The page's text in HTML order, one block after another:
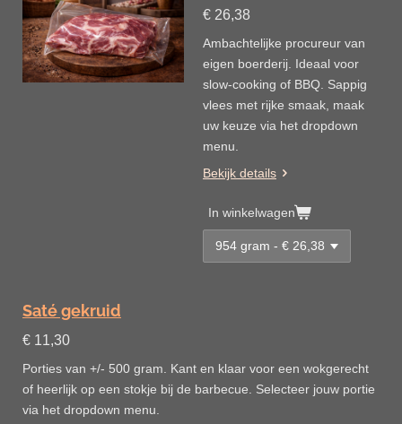
€ 26,38
Ambachtelijke procureur van
eigen boerderij. Ideaal voor
slow-cooking of BBQ. Sappig
vlees met rijke smaak, maak
uw keuze via het dropdown
menu.
Bekijk details
In winkelwagen
Saté gekruid
€ 11,30
Porties van +/- 500 gram. Kant en klaar voor een wokgerecht
of heerlijk op een stokje bij de barbecue. Selecteer jouw portie
via het dropdown menu.